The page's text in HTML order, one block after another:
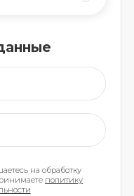
на обработку
политику